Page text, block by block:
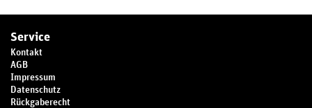
Service
Kontakt
AGB
Impressum
Datenschutz
Rückgaberecht